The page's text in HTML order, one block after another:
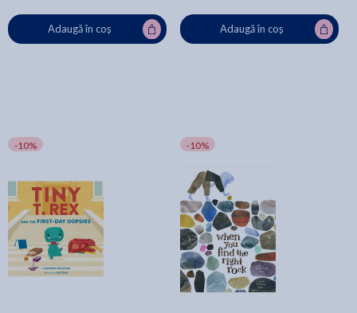
Adaugă în coș Adaugă în coș
-10% -10%